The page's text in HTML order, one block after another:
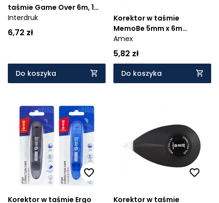
taśmie Game Over 6m, 1
szt
Interdruk
6,72 zł
Do koszyka
Korektor w taśmie
MemoBe 5mm x 6m
(MK006-01)
Amex
5,82 zł
Do koszyka
Korektor w taśmie Ergo
Korektor w taśmie